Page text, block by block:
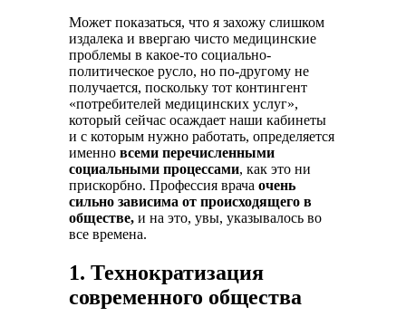
Может показаться, что я захожу слишком
издалека и ввергаю чисто медицинские
проблемы в какое-то социально-
политическое русло, но по-другому не
получается, поскольку тот контингент
«потребителей медицинских услуг»,
который сейчас осаждает наши кабинеты
и с которым нужно работать, определяется
именновсеми перечисленными
социальными процессами, как это ни
прискорбно. Профессия врачаочень
сильно зависима от происходящего в
обществе, и на это, увы, указывалось во
все времена.
1. Технократизация
современного общества